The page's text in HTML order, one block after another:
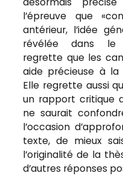
l’épreuve que
antérieur, l’idée
révélée dans le
regrette que les
aide précieuse à
Elle regrette aussi
un rapport critique
ne saurait
l’occasion
texte, de mieux
l’originalité de la
d’autres réponses